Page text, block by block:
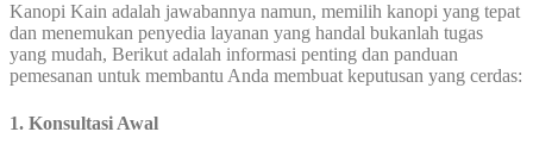
Kanopi Kain adalah jawabannya namun, memilih kanopi yang tepat
dan menemukan penyedia layanan yang handal bukanlah tugas
yang mudah, Berikut adalah informasi penting dan panduan
pemesanan untuk membantu Anda membuat keputusan yang cerdas:
1. Konsultasi Awal